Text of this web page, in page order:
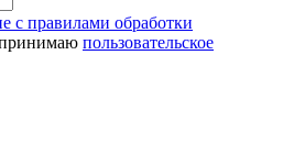
с правилами обработки
пользовательское